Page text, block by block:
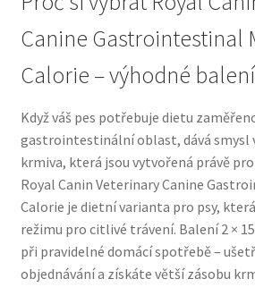
Purizon pro psy — Vysoký obsah
Vodítka a obojky
Wolf of Wilderness
Canine Gastrointestinal
Calorie – výhodné balení
Když váš pes potřebuje dietu
gastrointestinální oblast, dává smysl
krmiva, která jsou vytvořená právě
Royal Canin Veterinary Canine
Calorie je dietní varianta pro psy,
režimu pro citlivé trávení. Balení 2 ×
při pravidelné domácí spotřebě –
objednávání a získáte větší zásobu